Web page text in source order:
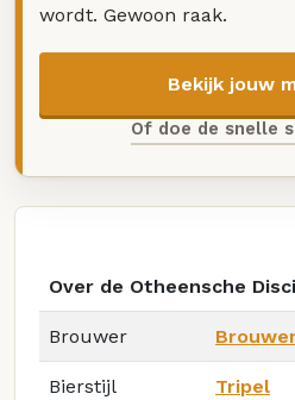
wordt. Gewoon raak.
Bekijk jouw
Of doe de snelle
Over de Otheensche
Brouwer
Bierstijl Tripel